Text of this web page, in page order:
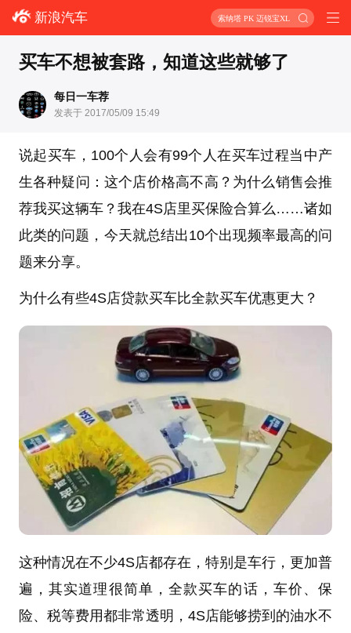
新浪汽车 索纳塔 PK 迈锐宝XL
买车不想被套路，知道这些就够了
每日一车荐
发表于 2017/05/09 15:49
说起买车，100个人会有99个人在买车过程当中产
生各种疑问：这个店价格高不高？为什么销售会推
荐我买这辆车？我在4S店里买保险合算么……诸如
此类的问题，今天就总结出10个出现频率最高的问
题来分享。
为什么有些4S店贷款买车比全款买车优惠更大？
这种情况在不少4S店都存在，特别是车行，更加普
遍，其实道理很简单，全款买车的话，车价、保
险、税等费用都非常透明，4S店能够捞到的油水不